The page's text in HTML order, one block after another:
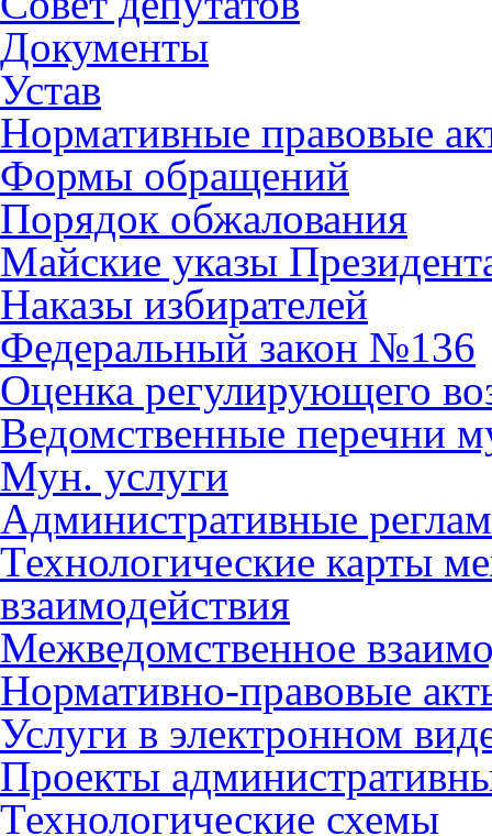
Документы
Устав
Нормативные правовые
Формы обращений
Порядок обжалования
Майские указы
Наказы избирателей
Федеральный закон №136
Оценка регулирующего
Ведомственные перечни
Мун. услуги
Административные
Технологические карты
взаимодействия
Межведомственное
Нормативно-правовые
Услуги в электронном
Проекты
Технологические схемы